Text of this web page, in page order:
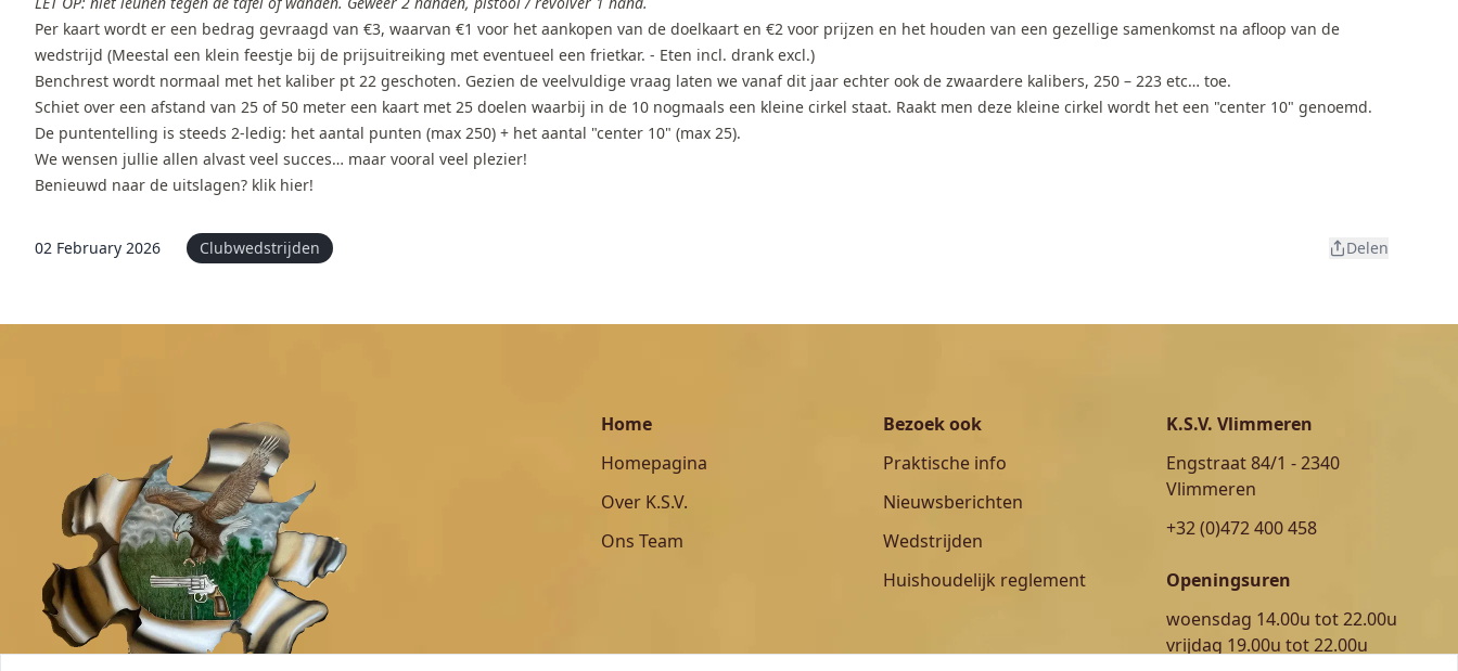
Per kaart wordt er een bedrag gevraagd van €3, waarvan €1 voor het aankopen van de doelkaart en €2 voor prijzen en het houden van een gezellige samenkomst na afloop van de
wedstrijd (Meestal een klein feestje bij de prijsuitreiking met eventueel een frietkar. - Eten incl. drank excl.)
Benchrest wordt normaal met het kaliber pt 22 geschoten. Gezien de veelvuldige vraag laten we vanaf dit jaar echter ook de zwaardere kalibers, 250 – 223 etc… toe.
Schiet over een afstand van 25 of 50 meter een kaart met 25 doelen waarbij in de 10 nogmaals een kleine cirkel staat. Raakt men deze kleine cirkel wordt het een "center 10" genoemd.
De puntentelling is steeds 2-ledig: het aantal punten (max 250) + het aantal "center 10" (max 25).
We wensen jullie allen alvast veel succes… maar vooral veel plezier!
Benieuwd naar de uitslagen? klik hier!
02 February 2026 Clubwedstrijden Delen
Home
Homepagina
Over K.S.V.
Ons Team
Bezoek ook
Praktische info
Nieuwsberichten
Wedstrijden
Huishoudelijk reglement
K.S.V. Vlimmeren
Engstraat 84/1 - 2340
Vlimmeren
+32 (0)472 400 458
Openingsuren
woensdag 14.00u tot 22.00u
vrijdag 19.00u tot 22.00u